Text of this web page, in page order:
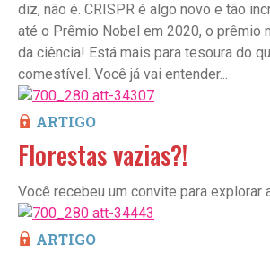
diz, não é. CRISPR é algo novo e tão
até o Prêmio Nobel em 2020, o prêmio
da ciência! Está mais para tesoura do
comestível. Você já vai entender...
ARTIGO
Florestas vazias?!
Você recebeu um convite para explorar
ARTIGO